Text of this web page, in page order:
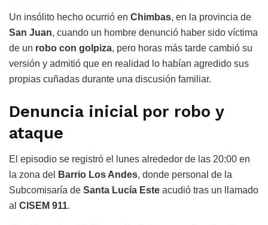
Un insólito hecho ocurrió en Chimbas, en la provincia de
San Juan, cuando un hombre denunció haber sido víctima
de un robo con golpiza, pero horas más tarde cambió su
versión y admitió que en realidad lo habían agredido sus
propias cuñadas durante una discusión familiar.
Denuncia inicial por robo y
ataque
El episodio se registró el lunes alrededor de las 20:00 en
la zona del
Barrio Los Andes, donde personal de la
Subcomisaría de Santa Lucía Este acudió tras un llamado
al CISEM 911.